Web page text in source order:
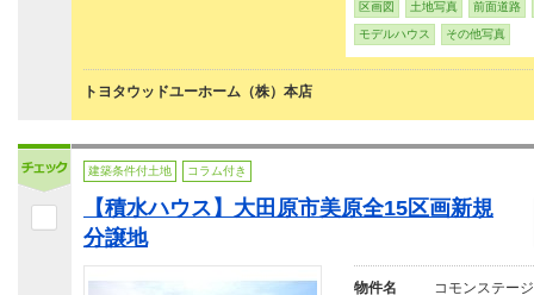
区画図 土地写真 前面道路
モデルハウス その他写真
トヨタウッドユーホーム（株）本店
建築条件付土地 コラム付き
【積水ハウス】大田原市美原全15区画新規
分譲地
物件名 コモンステー